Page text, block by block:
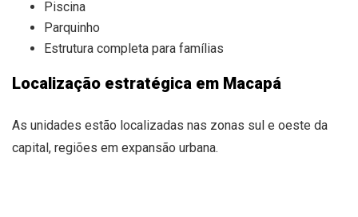
Piscina
Parquinho
Estrutura completa para famílias
Localização estratégica em Macapá
As unidades estão localizadas nas zonas sul e oeste da
capital, regiões em expansão urbana.